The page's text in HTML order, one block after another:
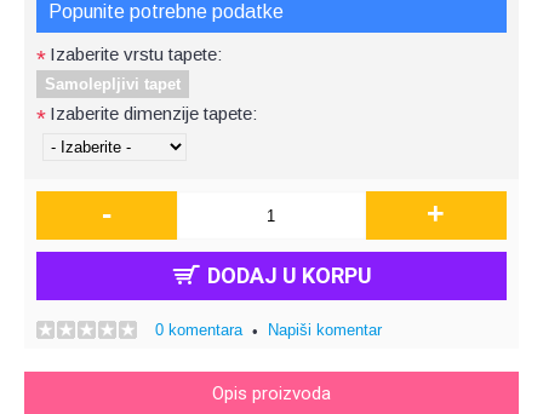
Popunite potrebne podatke
* Izaberite vrstu tapete:
Samolepljivi tapet
* Izaberite dimenzije tapete:
- +
DODAJ U KORPU
0 komentara• Napiši komentar
Opis proizvoda